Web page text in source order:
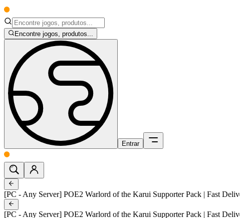
Encontre jogos, produtos...
Entrar
[PC - Any Server] POE2 Warlord of the Karui Supporter Pack | Fast
[PC - Any Server] POE2 Warlord of the Karui Supporter Pack | Fast